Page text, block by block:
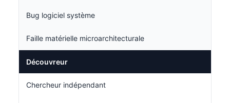
Bug logiciel système
Faille matérielle microarchitecturale
Découvreur
Chercheur indépendant